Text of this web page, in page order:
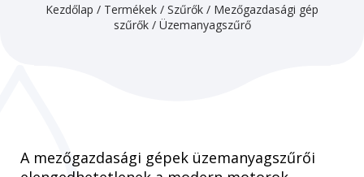
Kezdőlap / Termékek / Szűrők / Mezőgazdasági gép
szűrők/ Üzemanyagszűrő
A mezőgazdasági gépek üzemanyagszűrői